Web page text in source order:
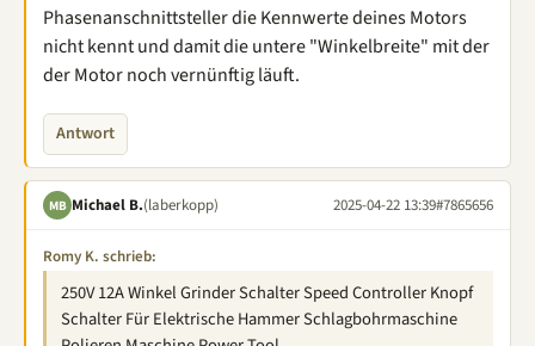
Phasenanschnittsteller die Kennwerte deines Motors
nicht kennt und damit die untere "Winkelbreite" mit der
der Motor noch vernünftig läuft.
Antwort
MB Michael B.(laberkopp) 2025-04-22 13:39#7865656
Romy K. schrieb:
250V 12A Winkel Grinder Schalter Speed Controller Knopf
Schalter Für Elektrische Hammer Schlagbohrmaschine